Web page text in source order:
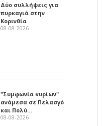
Δύο συλλήψεις για
πυρκαγιά στην
Κορινθία
08-08-2026
"Συμφωνία κυρίων"
ανάμεσα σε Πελασγό
και Πολύ…
08-08-2026